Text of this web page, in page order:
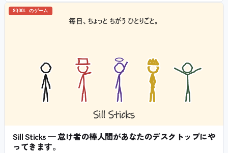
SQOOL のゲーム
Sill Sticks — 怠け者の棒人間があなたのデスクトップにや
ってきます。